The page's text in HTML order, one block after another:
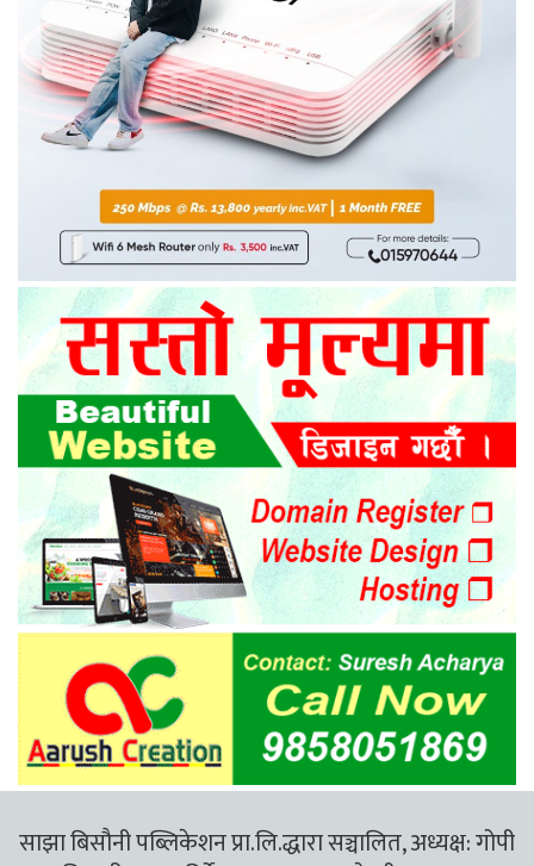
साझा बिसौनी पब्लिकेशन प्रा.लि.द्धारा सञ्चालित, अध्यक्ष: गोपी